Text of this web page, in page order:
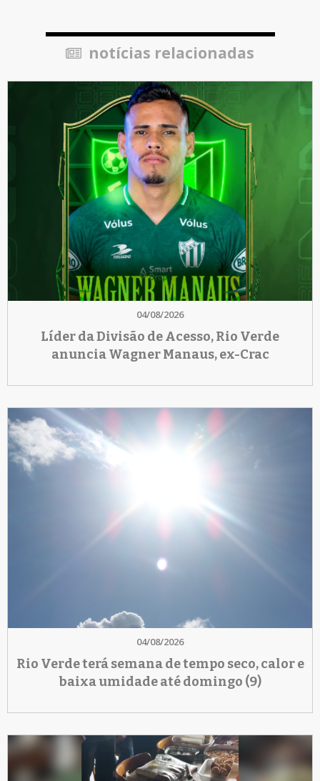
notícias relacionadas
04/08/2026
Líder da Divisão de Acesso, Rio Verde
anuncia Wagner Manaus, ex-Crac
04/08/2026
Rio Verde terá semana de tempo seco, calor e
baixa umidade até domingo (9)